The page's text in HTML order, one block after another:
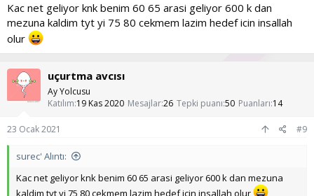
Kac net geliyor knk benim 60 65 arasi geliyor 600 k dan
mezuna kaldim tyt yi 75 80 cekmem lazim hedef icin insallah
olur
uçurtma avcısı
Ay Yolcusu
Katılım 19 Kas 2020 Mesajlar26 Tepki puanı 50 Puanları 14
23 Ocak 2021 #9
surec' Alıntı:
Kac net geliyor knk benim 60 65 arasi geliyor 600 k dan mezuna
kaldim tyt yi 75 80 cekmem lazim hedef icin insallah olur